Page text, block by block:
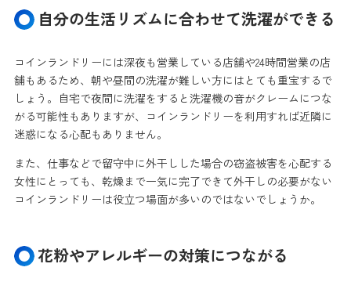
自分の生活リズムに合わせて洗濯ができる
コインランドリーには深夜も営業している店舗や24時間営業の店
舗もあるため、朝や昼間の洗濯が難しい方にはとても重宝するで
しょう。自宅で夜間に洗濯をすると洗濯機の音がクレームにつな
がる可能性もありますが、コインランドリーを利用すれば近隣に
迷惑になる心配もありません。
また、仕事などで留守中に外干しした場合の窃盗被害を心配する
女性にとっても、乾燥まで一気に完了できて外干しの必要がない
コインランドリーは役立つ場面が多いのではないでしょうか。
花粉やアレルギーの対策につながる